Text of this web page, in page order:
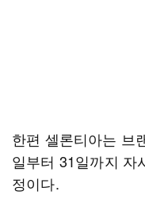
한편 셀론티아는 브
일부터 31일까지 자
정이다.